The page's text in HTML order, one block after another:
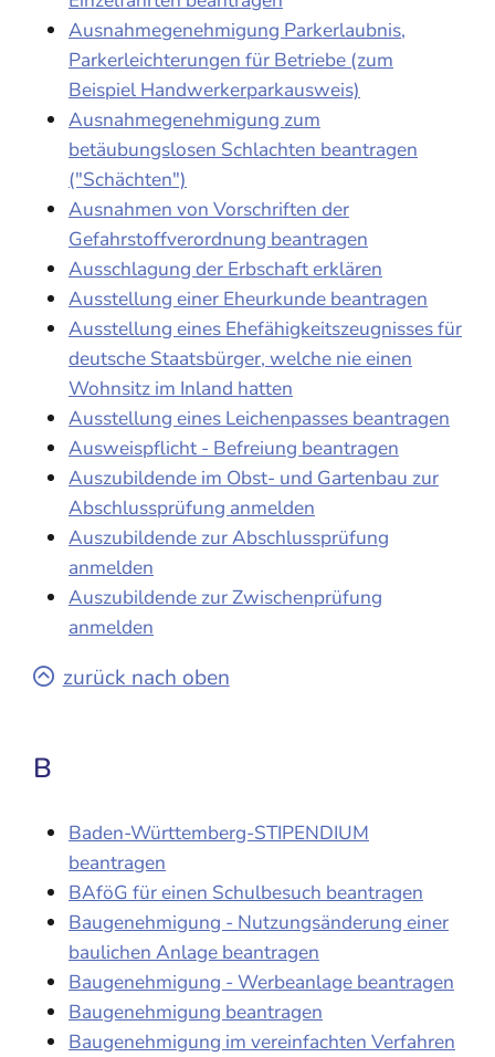
Ausnahmegenehmigung Parkerlaubnis,
Parkerleichterungen für Betriebe (zum
Beispiel Handwerkerparkausweis)
Ausnahmegenehmigung zum
betäubungslosen Schlachten beantragen
("Schächten")
Ausnahmen von Vorschriften der
Gefahrstoffverordnung beantragen
Ausschlagung der Erbschaft erklären
Ausstellung einer Eheurkunde beantragen
Ausstellung eines Ehefähigkeitszeugnisses für
deutsche Staatsbürger, welche nie einen
Wohnsitz im Inland hatten
Ausstellung eines Leichenpasses beantragen
Ausweispflicht - Befreiung beantragen
Auszubildende im Obst- und Gartenbau zur
Abschlussprüfung anmelden
Auszubildende zur Abschlussprüfung
anmelden
Auszubildende zur Zwischenprüfung
anmelden
zurück nach oben
B
Baden-Württemberg-STIPENDIUM
beantragen
BAföG für einen Schulbesuch beantragen
Baugenehmigung - Nutzungsänderung einer
baulichen Anlage beantragen
Baugenehmigung - Werbeanlage beantragen
Baugenehmigung beantragen
Baugenehmigung im vereinfachten Verfahren